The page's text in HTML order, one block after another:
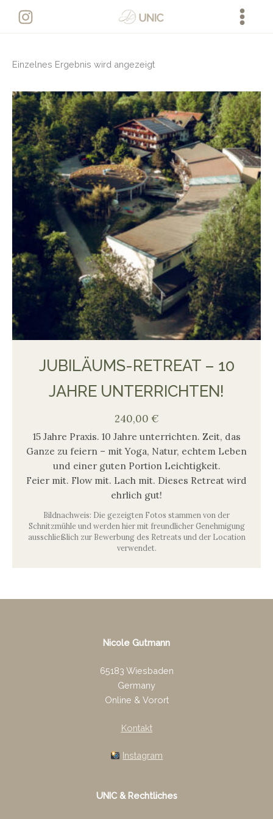
Inhalt
Einzelnes Ergebnis wird angezeigt
JUBILÄUMS-RETREAT – 10
JAHRE UNTERRICHTEN!
240,00 €
15 Jahre Praxis. 10 Jahre unterrichten. Zeit, das
Ganze zu feiern – mit Yoga, Natur, echtem Leben
und einer guten Portion Leichtigkeit.
Feier mit. Flow mit. Lach mit. Dieses Retreat wird
ehrlich gut!
Bildnachweis: Die gezeigten Fotos stammen von der
Schnitzmühle und werden hier mit freundlicher Genehmigung
ausschließlich zur Bewerbung des Retreats und der Location
verwendet.
Nicole Gutmann
65183 Wiesbaden
Germany
Online & Vorort
Kontakt
Instagram
UNIC & Rechtliches